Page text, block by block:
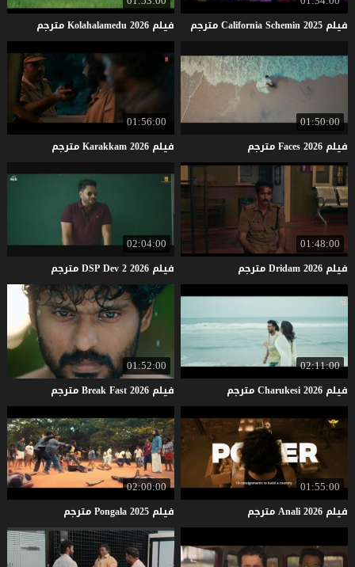
فيلم CaliforniaSchemin2025 مترجم فيلم Kolahalamedu2026 مترجم
01:50:00
فيلم Faces2026 مترجم
01:56:00
فيلم Karakkam2026 مترجم
01:48:00
فيلم Dridam2026 مترجم
02:04:00
فيلم DSPDev22026 مترجم
02:11:00
فيلم Charukesi2026 مترجم
01:52:00
فيلم BreakFast2026 مترجم
01:55:00
فيلم Anali2026 مترجم
02:00:00
فيلم Pongala2025 مترجم